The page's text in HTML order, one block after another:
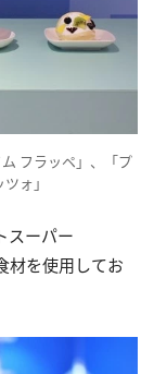
フラッペ」、「プ
ォ」
スーパー
材を使用してお